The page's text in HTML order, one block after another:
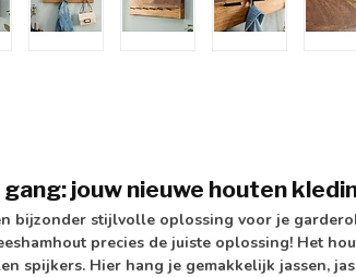
gang: jouw nieuwe houten
bijzonder stijlvolle oplossing voor je
precies de juiste oplossing! Het
spijkers. Hier hang je gemakkelijk jassen,